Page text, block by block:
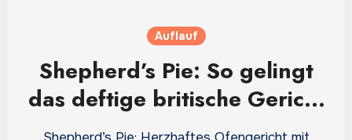
Auflauf
Shepherd’s Pie: So gelingt
das deftige britische Gericht
besonders aromatisch